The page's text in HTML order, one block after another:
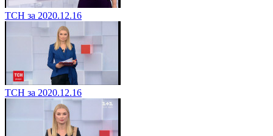
ТСН за 2020.12.16
ТСН за 2020.12.16